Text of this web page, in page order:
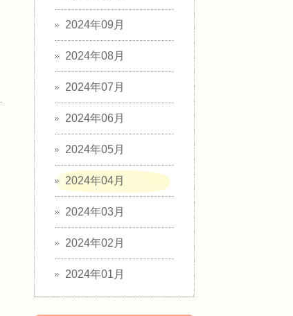
2024年09月
2024年08月
2024年07月
2024年06月
2024年05月
2024年04月
2024年03月
2024年02月
2024年01月